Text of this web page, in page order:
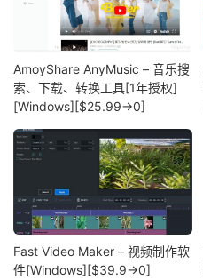
AmoyShare AnyMusic – 音乐搜
索、下载、转换工具[1年授权]
[Windows][$25.99→0]
Fast Video Maker – 视频制作软
件[Windows][$39.9→0]